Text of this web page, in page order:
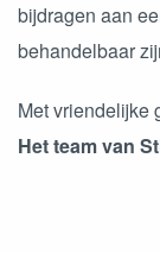
bijdragen aan
behandelbaar
Met vriendelijke
Het team van